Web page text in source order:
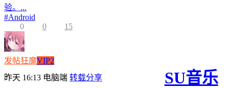
验。...
#Android
0
0 15
发帖狂魔VIP2
昨天 16:13 电脑端 转载分享
SU音乐